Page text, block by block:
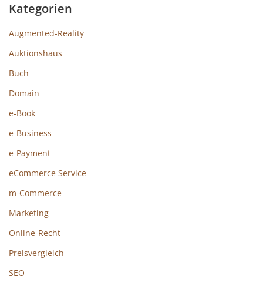
Kategorien
Augmented-Reality
Auktionshaus
Buch
Domain
e-Book
e-Business
e-Payment
eCommerce Service
m-Commerce
Marketing
Online-Recht
Preisvergleich
SEO